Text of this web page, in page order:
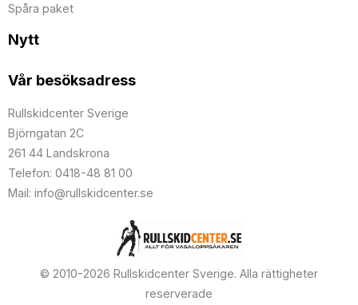
Spåra paket
Nytt
Vår besöksadress
Rullskidcenter Sverige
Björngatan 2C
261 44 Landskrona
Telefon: 0418-48 81 00
Mail: info@rullskidcenter.se
© 2010-2026 Rullskidcenter Sverige. Alla rättigheter
reserverade